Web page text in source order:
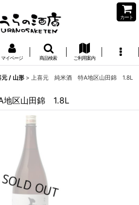
カート
マイページ 商品検索 ご利用案内
元 / 山形 > 上喜元 純米酒 特A地区山田錦 1.8L
区山田錦 1.8L